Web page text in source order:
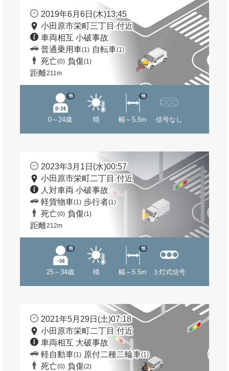
2019年6月6日(木)13:45
小田原市栄町三丁目 付近
車両相互 小破事故
普通乗用車(1) 自転車(1)
死亡(0) 負傷(1)
距離211m
0～24歳
他
晴 幅～5.5m
他
信号なし
2023年3月1日(水)00:57
小田原市栄町二丁目 付近
人対車両 小破事故
軽貨物車(1) 歩行者(1)
死亡(0) 負傷(1)
距離212m
25～34歳
他
晴 幅～5.5m
他
３灯式信号
2021年5月29日(土)07:18
小田原市栄町二丁目 付近
車両相互 大破事故
軽自動車(1) 原付二種二輪車(1)
死亡(0) 負傷(2)